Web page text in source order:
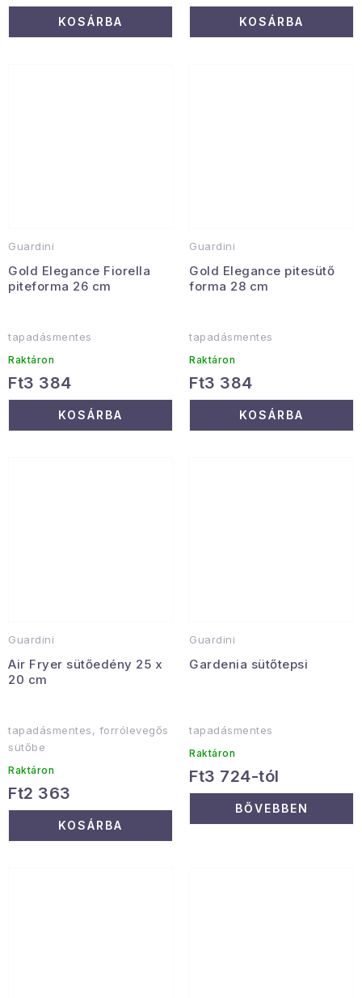
KOSÁRBA KOSÁRBA
Guardini
Gold Elegance Fiorella
piteforma 26 cm
tapadásmentes
Raktáron
Ft3 384
KOSÁRBA
Guardini
Gold Elegance pitesütő
forma 28 cm
tapadásmentes
Raktáron
Ft3 384
KOSÁRBA
Guardini
Air Fryer sütőedény 25 x
20 cm
tapadásmentes, forrólevegős
sütőbe
Raktáron
Ft2 363
KOSÁRBA
Guardini
Gardenia sütőtepsi
tapadásmentes
Raktáron
Ft3 724-tól
BŐVEBBEN